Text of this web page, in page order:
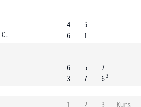
4
6
6
1
6
3
5
7
7
6 3
1 2 3 Kurs